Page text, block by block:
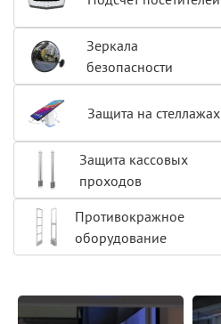
Зеркала
безопасности
Защита на стеллажах
Защита кассовых
проходов
Противокражное
оборудование